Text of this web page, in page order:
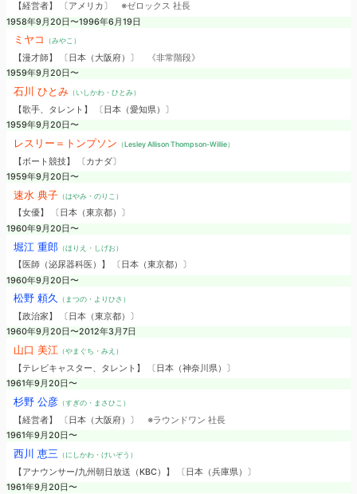
【経営者】 〔アメリカ〕 ※ゼロックス 社長
1958年9月20日〜1996年6月19日
ミヤコ （みやこ）
【漫才師】 〔日本（大阪府）〕
《非常階段》
1959年9月20日〜
石川 ひとみ（いしかわ・ひとみ）
【歌手、タレント】 〔日本（愛知県）〕
1959年9月20日〜
レスリー＝トンプソン （Lesley Allison Thompson-Willie）
【ボート競技】 〔カナダ〕
1959年9月20日〜
速水 典子（はやみ・のりこ）
【女優】 〔日本（東京都）〕
1960年9月20日〜
堀江 重郎（ほりえ・しげお）
【医師（泌尿器科医）】 〔日本（東京都）〕
1960年9月20日〜
松野 頼久 （まつの・よりひさ）
【政治家】 〔日本（東京都）〕
1960年9月20日〜2012年3月7日
山口 美江 （やまぐち・みえ）
【テレビキャスター、タレント】 〔日本（神奈川県）〕
1961年9月20日〜
杉野 公彦（すぎの・まさひこ）
【経営者】 〔日本（大阪府）〕 ※ラウンドワン 社長
1961年9月20日〜
西川 恵三 （にしかわ・けいぞう）
【アナウンサー/九州朝日放送（KBC）】 〔日本（兵庫県）〕
1961年9月20日〜